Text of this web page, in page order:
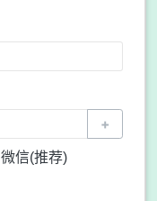
+
微信(推荐)